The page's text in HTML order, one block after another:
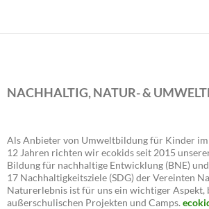
NACHHALTIG, NATUR- &
Als Anbieter von Umweltbildung für Kinder
12 Jahren richten wir ecokids seit 2015
Bildung für nachhaltige Entwicklung (BNE)
17 Nachhaltigkeitsziele (SDG) der Vereinten
Naturerlebnis ist für uns ein wichtiger Aspekt,
außerschulischen Projekten und Camps.